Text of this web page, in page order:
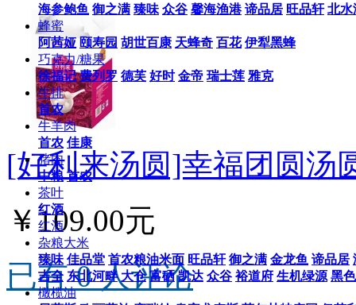
海参鲍鱼 御之满 臻味 众谷 馨海渔港 谛品居 旺品轩 北水
蜂蜜
阿茜娅 颐寿园 胡世百康 天蜂奇 百花 伊犁黑蜂
巧克力/糖果
徐福记 费列罗 德芙 好时 金帝 瑞士莲 雅克
牛排
首农
牛羊肉
首农 佳康
猪肉
中粮 首农
茶叶
红酒
红酒
杂粮大米
臻味 佳品堂 首农粮油米面 旺品轩 御之满 金龙鱼 谛品居
吉全 东北河畔 大仓 富硒 凯达 众谷 裕道府 生机绿源 黑
橄榄油
[好利来汤圆]幸福团圆汤
￥109.00元
已有 0 人评论